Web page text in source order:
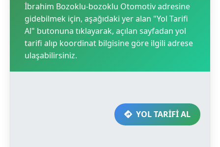
İbrahim Bozoklu-bozoklu Otomotiv adresine
gidebilmek için, aşağıdaki yer alan "Yol Tarifi
Al" butonuna tıklayarak, açılan sayfadan yol
tarifi alıp koordinat bilgisine göre ilgili adrese
ulaşabilirsiniz.
YOL TARİFİ AL